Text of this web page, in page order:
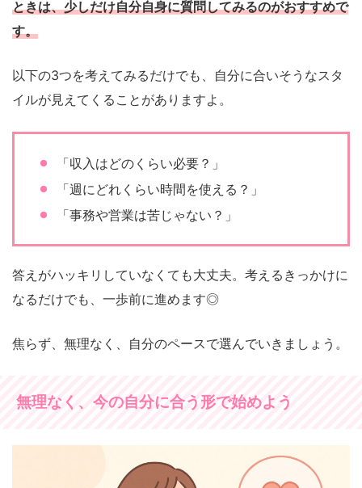
ときは、少しだけ自分自身に質問してみるのがおすすめで
す。
以下の3つを考えてみるだけでも、自分に合いそうなスタ
イルが見えてくることがありますよ。
「収入はどのくらい必要？」
「週にどれくらい時間を使える？」
「事務や営業は苦じゃない？」
答えがハッキリしていなくても大丈夫。考えるきっかけに
なるだけでも、一歩前に進めます◎
焦らず、無理なく、自分のペースで選んでいきましょう。
無理なく、今の自分に合う形で始めよう